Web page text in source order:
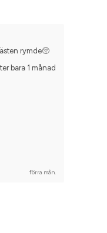
rymde🥺
bara 1 månad
förra mån.